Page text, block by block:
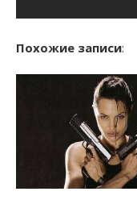
Похожие записи: